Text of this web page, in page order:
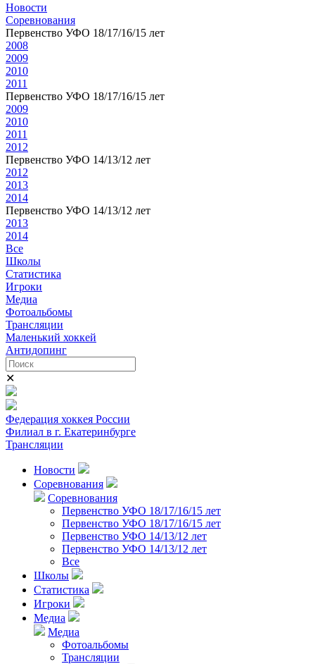
Новости
Соревнования
Первенство УФО 18/17/16/15 лет
2008
2009
2010
2011
Первенство УФО 18/17/16/15 лет
2009
2010
2011
2012
Первенство УФО 14/13/12 лет
2012
2013
2014
Первенство УФО 14/13/12 лет
2013
2014
Все
Школы
Статистика
Игроки
Медиа
Фотоальбомы
Трансляции
Маленький хоккей
Антидопинг
✕
Федерация хоккея России
Филиал в г. Екатеринбурге
Трансляции
Новости
Соревнования
Соревнования
Первенство УФО 18/17/16/15 лет
Первенство УФО 18/17/16/15 лет
Первенство УФО 14/13/12 лет
Первенство УФО 14/13/12 лет
Все
Школы
Статистика
Игроки
Медиа
Медиа
Фотоальбомы
Трансляции